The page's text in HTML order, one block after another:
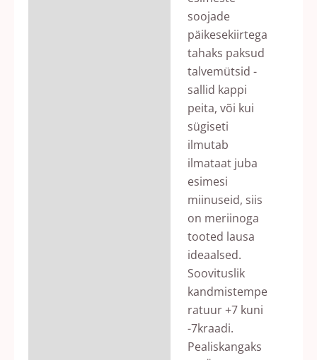
soojade
päikesekiirtega
tahaks paksud
talvemütsid -
sallid kappi
peita, või kui
sügiseti
ilmutab
ilmataat juba
esimesi
miinuseid, siis
on meriinoga
tooted lausa
ideaalsed.
Soovituslik
kandmistempe
ratuur +7 kuni
-7kraadi.
Pealiskangaks